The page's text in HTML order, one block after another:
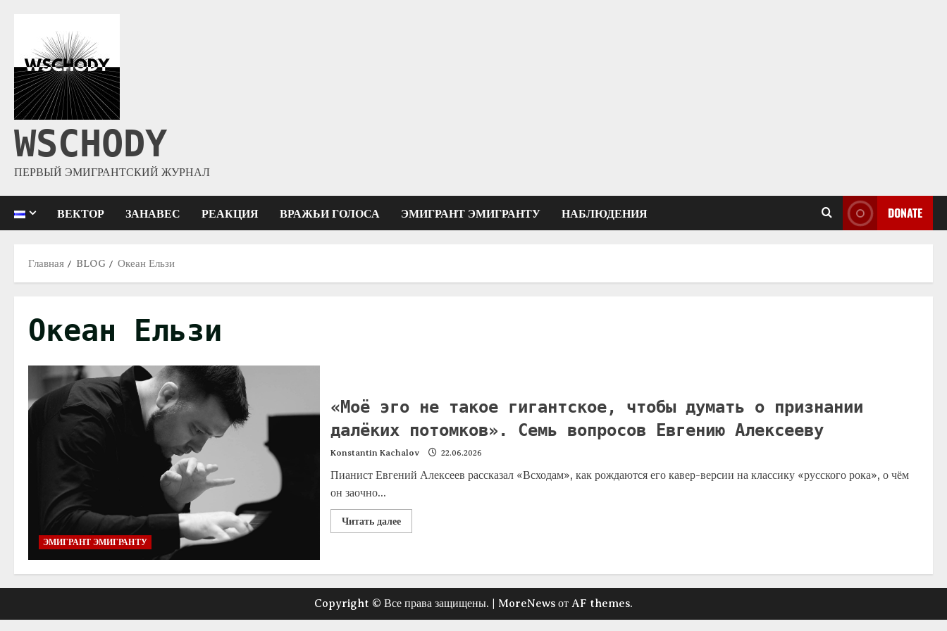
WSCHODY
ПЕРВЫЙ ЭМИГРАНТСКИЙ ЖУРНАЛ
ВЕКТОР ЗАНАВЕС РЕАКЦИЯ ВРАЖЬИ ГОЛОСА ЭМИГРАНТ ЭМИГРАНТУ НАБЛЮДЕНИЯ DONATE
Главная BLOG Океан Ельзи
Океан Ельзи
ЭМИГРАНТ ЭМИГРАНТУ
«Моё эго не такое гигантское, чтобы думать о признании
далёких потомков». Семь вопросов Евгению Алексееву
Konstantin Kachalov 22.06.2026
Пианист Евгений Алексеев рассказал «Всходам», как рождаются его кавер-версии на классику «русского рока», о чём
он заочно...
Читать далее
Copyright © Все права защищены. MoreNews от AF themes.